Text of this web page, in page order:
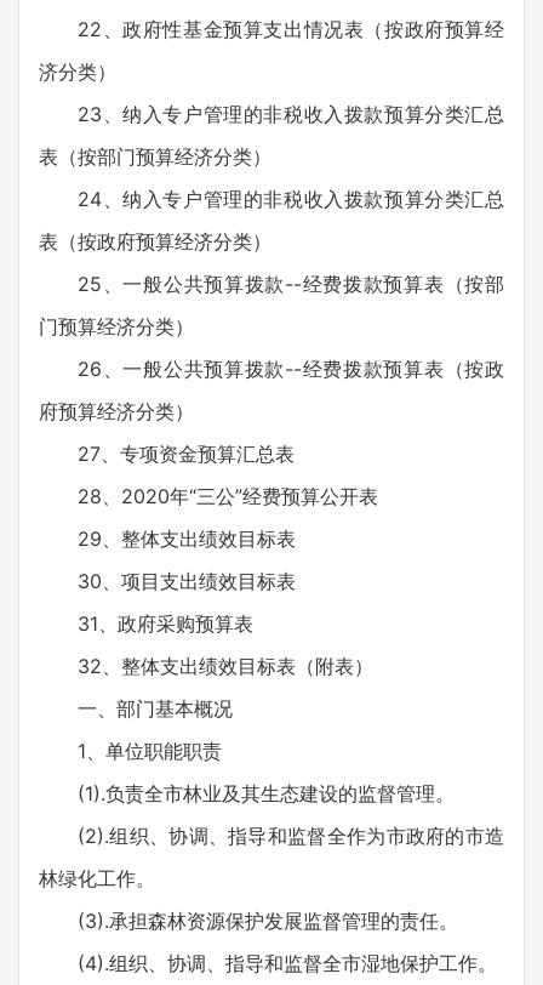
22、政府性基金预算支出情况表（按政府预算经
济分类）
23、纳入专户管理的非税收入拨款预算分类汇总
表（按部门预算经济分类）
24、纳入专户管理的非税收入拨款预算分类汇总
表（按政府预算经济分类）
25、一般公共预算拨款--经费拨款预算表（按部
门预算经济分类）
26、一般公共预算拨款--经费拨款预算表（按政
府预算经济分类）
27、专项资金预算汇总表
28、2020年“三公”经费预算公开表
29、整体支出绩效目标表
30、项目支出绩效目标表
31、政府采购预算表
32、整体支出绩效目标表（附表）
一、部门基本概况
1、单位职能职责
(1).负责全市林业及其生态建设的监督管理。
(2).组织、协调、指导和监督全作为市政府的市造
林绿化工作。
(3).承担森林资源保护发展监督管理的责任。
(4).组织、协调、指导和监督全市湿地保护工作。